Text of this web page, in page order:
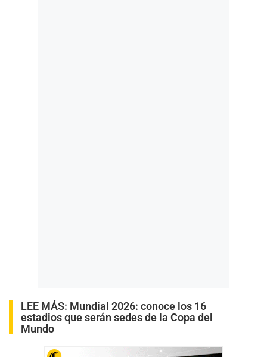
LEE MÁS: Mundial 2026: conoce los 16
estadios que serán sedes de la Copa del
Mundo